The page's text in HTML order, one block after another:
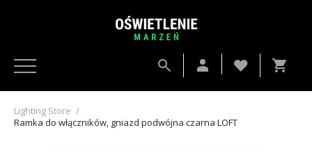
Lighting Store /
Ramka do włączników, gniazd podwójna czarna LOFT